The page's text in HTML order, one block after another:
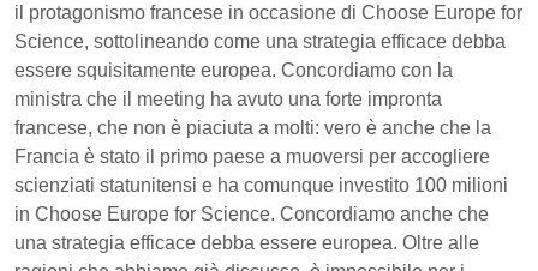
il protagonismo francese in occasione di Choose Europe for
Science, sottolineando come una strategia efficace debba
essere squisitamente europea. Concordiamo con la
ministra che il meeting ha avuto una forte impronta
francese, che non è piaciuta a molti: vero è anche che la
Francia è stato il primo paese a muoversi per accogliere
scienziati statunitensi e ha comunque investito 100 milioni
in Choose Europe for Science. Concordiamo anche che
una strategia efficace debba essere europea. Oltre alle